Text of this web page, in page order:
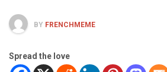
BY FRENCHMEME
Spread the love